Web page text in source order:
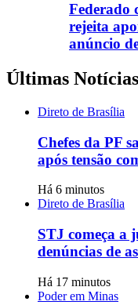
Federado
rejeita
anúncio
Últimas Notícias
Direto de Brasília
Chefes da PF
após tensão
Há 6 minutos
Direto de Brasília
STJ começa a
denúncias de
Há 17 minutos
Poder em Minas